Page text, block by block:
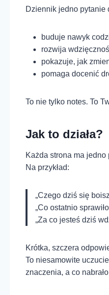
Dziennik jedno pytanie
buduje nawyk
rozwija
pokazuje, jak
pomaga docenić
To nie tylko notes. To
Jak to działa?
Każda strona ma
Na przykład:
„Czego dziś się
„Co ostatnio
„Za co jesteś dziś
Krótka, szczera
To niesamowite
znaczenia, a co